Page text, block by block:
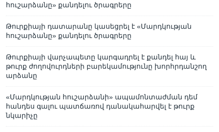
հուշարձանը» քանդելու ծրագրերը
Թուրքիայի դատարանը կասեցրել է «Մարդկության
հուշարձանը» քանդելու ծրագրերը
Թուրքիայի վարչապետը կարգադրել է քանդել հայ և
թուրք ժողովուրդների բարեկամությունը խորհրդանշող
արձանը
«Մարդկության հուշարձանի» ապամոնտաժման դեմ
հանդես գալու պատճառով դանակահարվել է թուրք
նկարիչը